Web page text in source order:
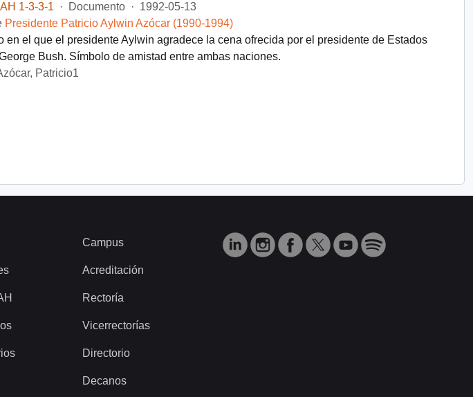
1-3-3-1
· Documento · 1992-05-13
Presidente Patricio Aylwin Azócar (1990-1994)
en el que el presidente Aylwin agradece la cena ofrecida por el presidente de Estados
Bush. Símbolo de amistad entre ambas naciones.
Patricio1
Campus
Acreditación
Rectoría
Vicerrectorías
Directorio
Decanos